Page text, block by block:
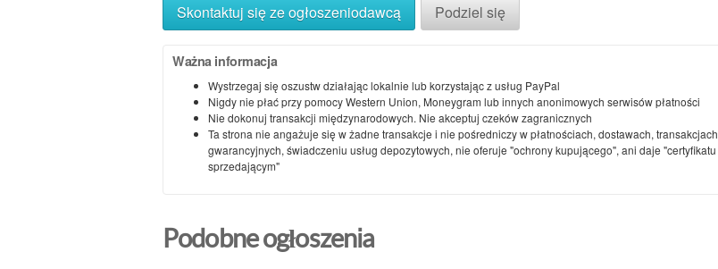
Skontaktuj się ze ogłoszeniodawcą
Podziel się
Ważna informacja
Wystrzegaj się oszustw działając lokalnie lub korzystając z usług PayPal
Nigdy nie płać przy pomocy Western Union, Moneygram lub innych anonimowych serwisów płatności
Nie dokonuj transakcji międzynarodowych. Nie akceptuj czeków zagranicznych
Ta strona nie angażuje się w żadne transakcje i nie pośredniczy w płatnościach, dostawach, transakcjach
gwarancyjnych, świadczeniu usług depozytowych, nie oferuje "ochrony kupującego", ani daje "certyfikatu
sprzedającym"
Podobne ogłoszenia